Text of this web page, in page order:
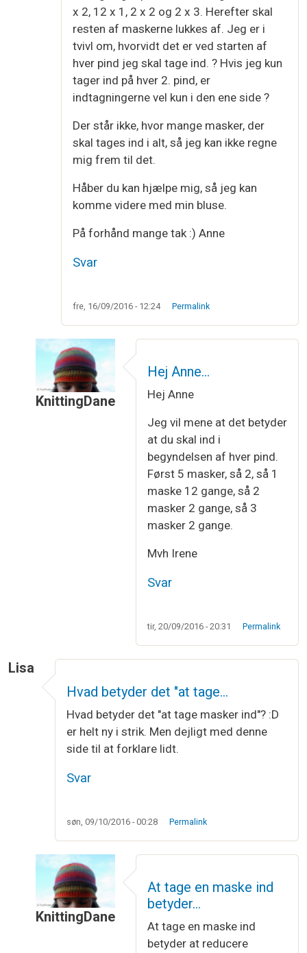
x 2, 12 x 1, 2 x 2 og 2 x 3. Herefter skal
resten af maskerne lukkes af. Jeg er i
tvivl om, hvorvidt det er ved starten af
hver pind jeg skal tage ind. ? Hvis jeg kun
tager ind på hver 2. pind, er
indtagningerne vel kun i den ene side ?
Der står ikke, hvor mange masker, der
skal tages ind i alt, så jeg kan ikke regne
mig frem til det.
Håber du kan hjælpe mig, så jeg kan
komme videre med min bluse.
På forhånd mange tak :) Anne
Svar
fre, 16/09/2016 - 12:24 Permalink
KnittingDane
Indtagninger til ærmegabafAnne
Hej Anne…
Hej Anne
Jeg vil mene at det betyder
at du skal ind i
begyndelsen af hver pind.
Først 5 masker, så 2, så 1
maske 12 gange, så 2
masker 2 gange, så 3
masker 2 gange.
Mvh Irene
Svar
tir, 20/09/2016 - 20:31 Permalink
Lisa
Hvad betyder det "at tage…
Hvad betyder det "at tage masker ind"? :D
er helt ny i strik. Men dejligt med denne
side til at forklare lidt.
Svar
søn, 09/10/2016 - 00:28 Permalink
KnittingDane
Hvad betyder det "at tage…
At tage en maske ind
betyder…
At tage en maske ind
betyder at reducere